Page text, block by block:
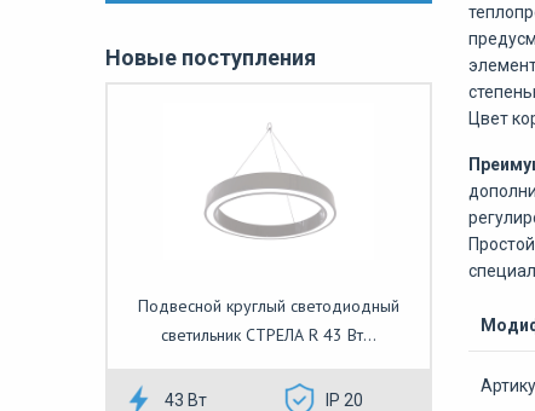
Новые поступления
Подвесной круглый светодиодный
светильник СТРЕЛА R 43 Вт...
43 Вт
IP 20
Цвет